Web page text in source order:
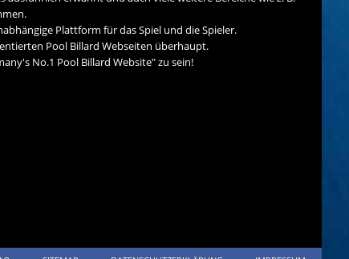
Plattform für das Spiel und die Spieler.
Pool Billard Webseiten überhaupt.
No.1 Pool Billard Website" zu sein!